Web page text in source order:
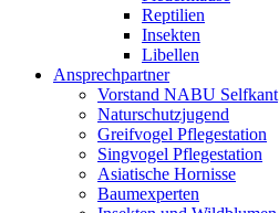
Reptilien
Insekten
Libellen
Ansprechpartner
Vorstand NABU Selfkant
Naturschutzjugend
Greifvogel Pflegestation
Singvogel Pflegestation
Asiatische Hornisse
Baumexperten